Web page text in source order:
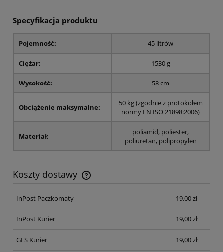
Specyfikacja produktu
Pojemność: 45 litrów
Ciężar: 1530 g
Wysokość: 58 cm
Obciążenie maksymalne:
50 kg (zgodnie z protokołem
normy EN ISO 21898:2006)
Materiał:
poliamid, poliester,
poliuretan, polipropylen
Koszty dostawy
Cena nie zawiera ewentualnych kosztów płatności
InPost Paczkomaty
19,00 zł
InPost Kurier 19,00 zł
GLS Kurier 19,00 zł